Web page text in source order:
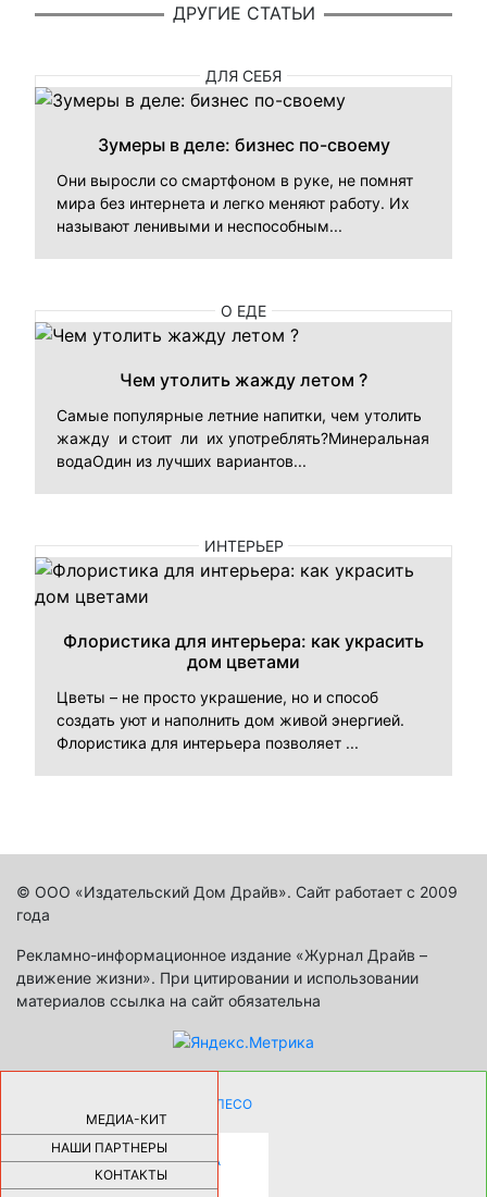
ДРУГИЕ СТАТЬИ
ДЛЯ СЕБЯ
Зумеры в деле: бизнес по-своему
Они выросли со смартфоном в руке, не помнят
мира без интернета и легко меняют работу. Их
называют ленивыми и неспособным...
О ЕДЕ
Чем утолить жажду летом ?
Самые популярные летние напитки, чем утолить
жажду и стоит ли их употреблять?Минеральная
водаОдин из лучших вариантов...
ИНТЕРЬЕР
Флористика для интерьера: как украсить
дом цветами
Цветы – не просто украшение, но и способ
создать уют и наполнить дом живой энергией.
Флористика для интерьера позволяет ...
© ООО «Издательский Дом Драйв». Сайт работает с 2009
года
Рекламно-информационное издание «Журнал Драйв –
движение жизни». При цитировании и использовании
материалов ссылка на сайт обязательна
МЕДИА-КИТ
НАШИ ПАРТНЕРЫ
КОНТАКТЫ
КАК ДЕВУШКЕ ПОМЕНЯТЬ КОЛЕСО
НА АВТОМОБИЛЕ |69186
НОВЫЕ РАЗРАБОТКИ ДЛЯ
ОЗДОРОВЛЕНИЯ ОРГАНИЗМА
ПЛАТФОРМА ШУМАННА 3Д И
КАПСУЛА ЗДОРОВЬЯ |28293